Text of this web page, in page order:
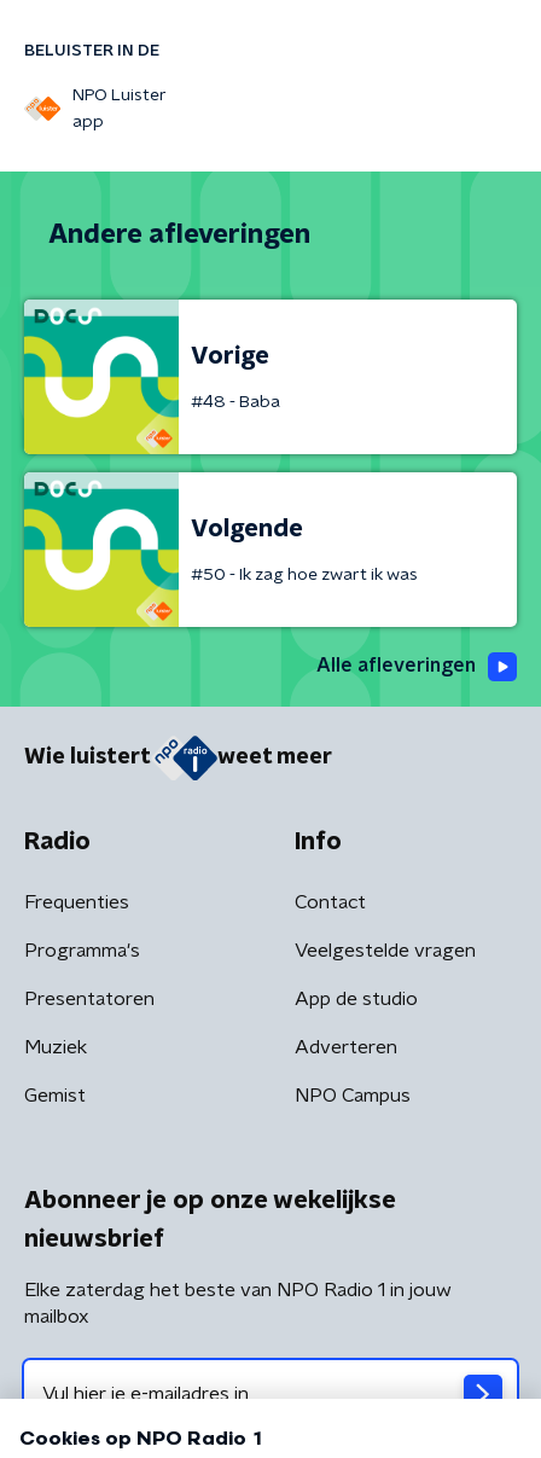
BELUISTER IN DE
NPO Luister
app
Andere afleveringen
Vorige
#48 - Baba
Volgende
#50 - Ik zag hoe zwart ik was
Alle afleveringen
Wie luistert weet meer
Radio
Frequenties
Programma's
Presentatoren
Muziek
Gemist
Info
Contact
Veelgestelde vragen
App de studio
Adverteren
NPO Campus
Abonneer je op onze wekelijkse
nieuwsbrief
Elke zaterdag het beste van NPO Radio 1 in jouw
mailbox